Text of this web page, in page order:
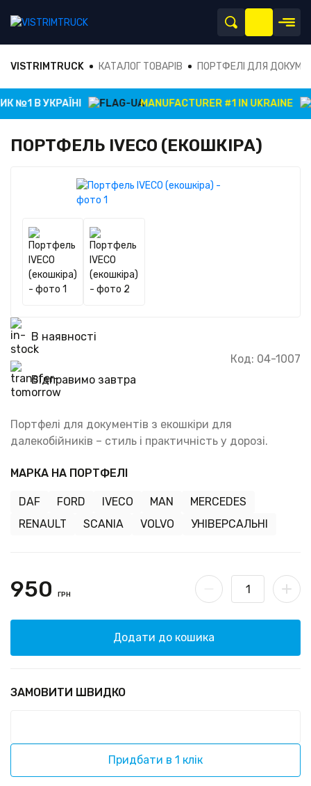
VISTRIMTRUCK КАТАЛОГ ТОВАРІВ ПОРТФЕЛІ ДЛЯ
№1 В УКРАЇНІ MANUFACTURER #1 IN UKRAINE
ПОРТФЕЛЬ IVECO (ЕКОШКІРА)
В наявності
Відправимо завтра
Код: 04-1007
Портфелі для документів з екошкіри для
далекобійників – стиль і практичність у дорозі.
МАРКА НА ПОРТФЕЛІ
DAF FORD IVECO MAN
MERCEDES
RENAULT
SCANIA VOLVO УНІВЕРСАЛЬНІ
950 ГРН
Додати до кошика
ЗАМОВИТИ ШВИДКО
Придбати в 1 клік